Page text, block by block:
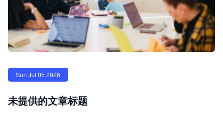
Sun Jul 05 2026
未提供的文章标题